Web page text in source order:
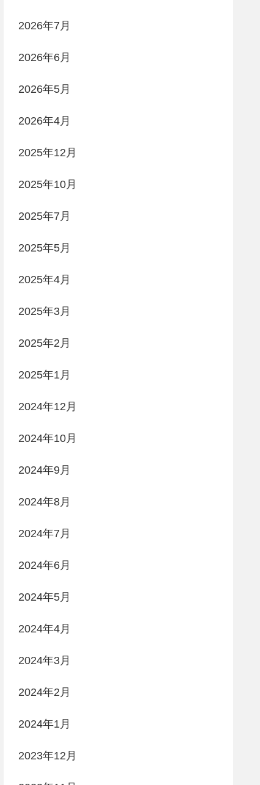
2026年7月
2026年6月
2026年5月
2026年4月
2025年12月
2025年10月
2025年7月
2025年5月
2025年4月
2025年3月
2025年2月
2025年1月
2024年12月
2024年10月
2024年9月
2024年8月
2024年7月
2024年6月
2024年5月
2024年4月
2024年3月
2024年2月
2024年1月
2023年12月